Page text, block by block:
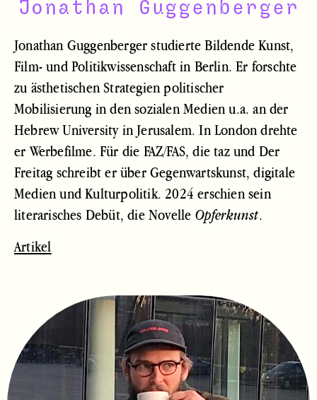
Jonathan Guggenberger
Jonathan Guggenberger studierte Bildende Kunst,
Film- und Politikwissenschaft in Berlin. Er forschte
zu ästhetischen Strategien politischer
Mobilisierung in den sozialen Medien u.a. an der
Hebrew University in Jerusalem. In London drehte
er Werbefilme. Für die FAZ/FAS, die taz und Der
Freitag schreibt er über Gegenwartskunst, digitale
Medien und Kulturpolitik. 2024 erschien sein
literarisches Debüt, die Novelle Opferkunst.
Artikel